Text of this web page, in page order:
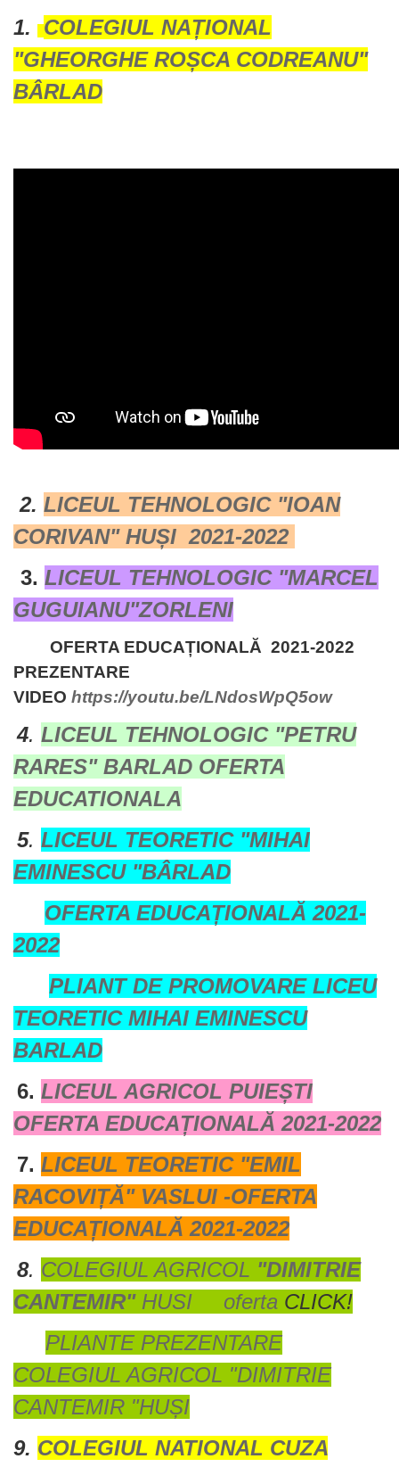
1.
COLEGIUL NAȚIONAL
"GHEORGHE ROȘCA CODREANU"
BÂRLAD
2. LICEUL TEHNOLOGIC "IOAN
CORIVAN" HUȘI 2021-2022
3. LICEUL TEHNOLOGIC "MARCEL
GUGUIANU"ZORLENI
OFERTA EDUCAȚIONALĂ 2021-2022
PREZENTARE
VIDEO https://youtu.be/LNdosWpQ5ow
4. LICEUL TEHNOLOGIC "PETRU
RARES" BARLAD OFERTA
EDUCATIONALA
5. LICEUL TEORETIC "MIHAI
EMINESCU "BÂRLAD
OFERTA EDUCAȚIONALĂ 2021-
2022
PLIANT DE PROMOVARE LICEU
TEORETIC MIHAI EMINESCU
BARLAD
6. LICEUL AGRICOL PUIEȘTI
OFERTA EDUCAȚIONALĂ 2021-2022
7. LICEUL TEORETIC "EMIL
RACOVIȚĂ" VASLUI -OFERTA
EDUCAȚIONALĂ 2021-2022
8. COLEGIUL AGRICOL "DIMITRIE
CANTEMIR"HUSI oferta CLICK!
PLIANTE PREZENTARE
COLEGIUL AGRICOL "DIMITRIE
CANTEMIR "HUȘI
9. COLEGIUL NATIONAL CUZA